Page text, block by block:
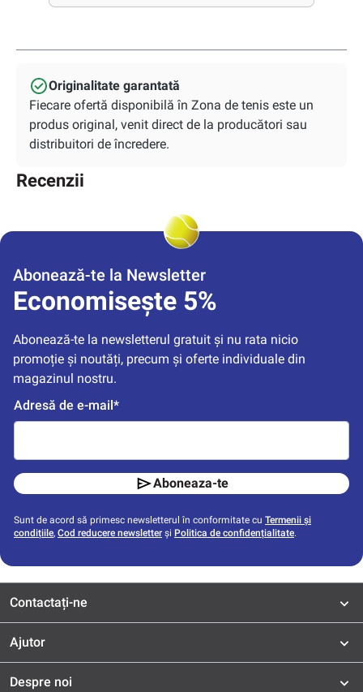
Originalitate garantată
Fiecare ofertă disponibilă în Zona de tenis este un
produs original, venit direct de la producători sau
distribuitori de încredere.
Recenzii
Abonează-te la Newsletter
Economisește 5%
Abonează-te la newsletterul gratuit și nu rata nicio
promoție și noutăți, precum și oferte individuale din
magazinul nostru.
Adresă de e-mail*
Aboneaza-te
Sunt de acord să primesc newsletterul în conformitate cu Termenii și
condițiile, Cod reducere newsletter și Politica de confidențialitate.
Contactați-ne
Ajutor
Despre noi